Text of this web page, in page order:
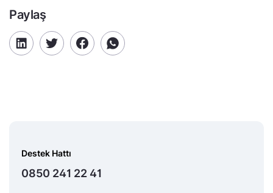
Paylaş
Destek Hattı
0850 241 22 41